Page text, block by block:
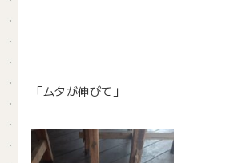
「ムタが伸びて」